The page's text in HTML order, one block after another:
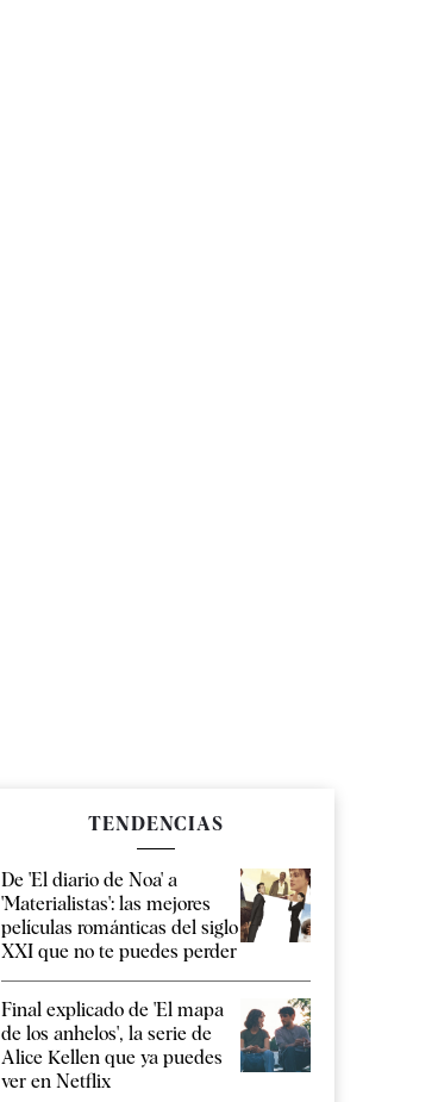
TENDENCIAS
De 'El diario de Noa' a
'Materialistas': las mejores
películas románticas del siglo
XXI que no te puedes perder
Final explicado de 'El mapa
de los anhelos', la serie de
Alice Kellen que ya puedes
ver en Netflix